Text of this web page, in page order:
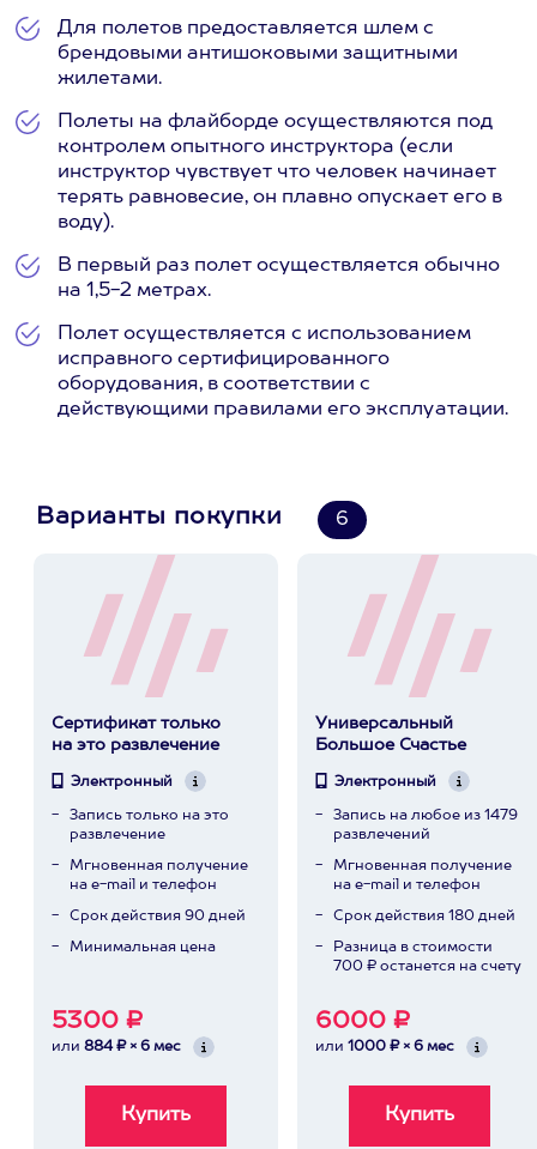
Для полетов предоставляется шлем с
брендовыми антишоковыми защитными
жилетами.
Полеты на флайборде осуществляются под
контролем опытного инструктора (если
инструктор чувствует что человек начинает
терять равновесие, он плавно опускает его в
воду).
В первый раз полет осуществляется обычно
на 1,5-2 метрах.
Полет осуществляется с использованием
исправного сертифицированного
оборудования, в соответствии с
действующими правилами его эксплуатации.
Варианты покупки 6
Сертификат только
на это развлечение
Электронный
Запись только на это
развлечение
Мгновенная получение
на e-mail и телефон
Срок действия 90 дней
Минимальная цена
5300 ₽
или 884 ₽ × 6 мес
Универсальный
Большое Счастье
Электронный
Запись на любое из 1479
развлечений
Мгновенная получение
на e-mail и телефон
Срок действия 180 дней
Разница в стоимости
700 ₽ останется на счету
6000 ₽
или 1000 ₽ × 6 мес